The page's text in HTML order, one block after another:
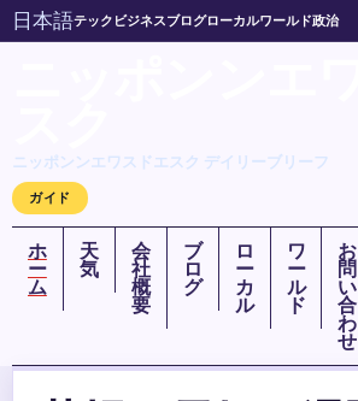
日本語テック ビジネスブログローカルワールド政治
ニッポンンエワスドエスク デイリーブリーフ
ガイド
ホ
ー
ム
天
気
会
社
概
要
ブ
ロ
グ
ロ
ー
カ
ル
ワ
ー
ル
ド
お
問
い
合
わ
せ